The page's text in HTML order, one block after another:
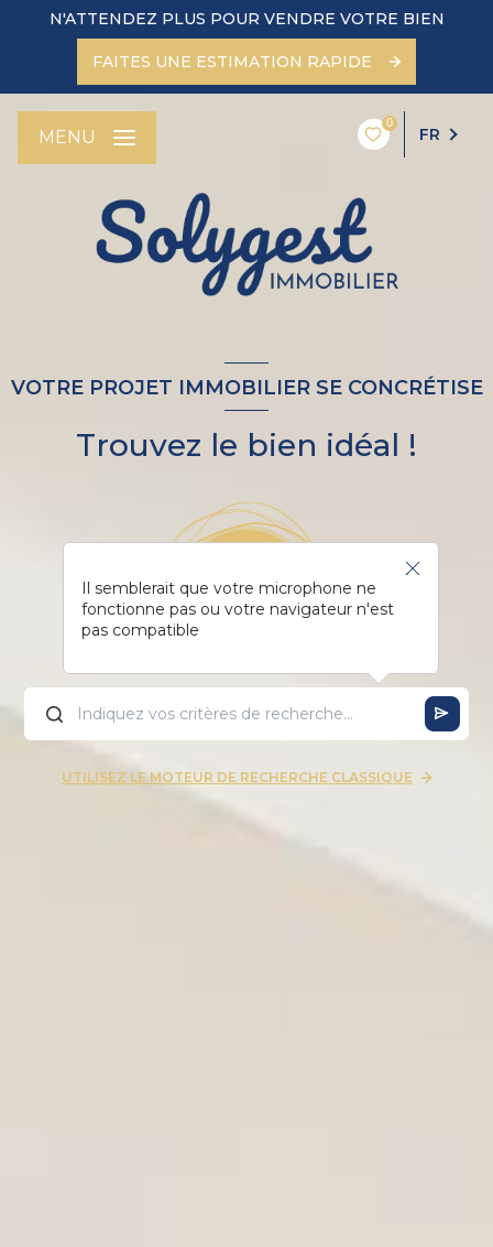
N'ATTENDEZ PLUS POUR VENDRE VOTRE BIEN
FAITES UNE ESTIMATION RAPIDE
0
FR
MENU
VOTRE PROJET IMMOBILIER SE CONCRÉTISE
Trouvez le bien idéal !
Il semblerait que votre microphone ne
fonctionne pas ou votre navigateur n'est
pas compatible
UTILISEZ LE MOTEUR DE RECHERCHE CLASSIQUE